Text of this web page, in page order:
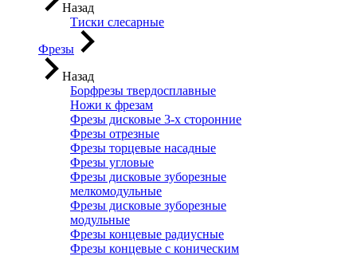
Назад
Тиски слесарные
Фрезы
Назад
Борфрезы твердосплавные
Ножи к фрезам
Фрезы дисковые 3-х сторонние
Фрезы отрезные
Фрезы торцевые насадные
Фрезы угловые
Фрезы дисковые зуборезные
мелкомодульные
Фрезы дисковые зуборезные
модульные
Фрезы концевые радиусные
Фрезы концевые с коническим